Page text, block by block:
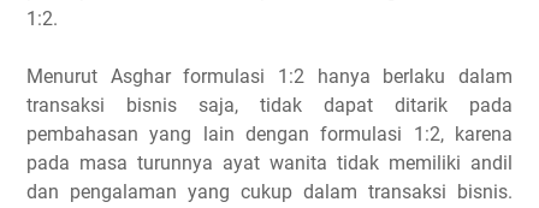
1:2.
Menurut Asghar formulasi 1:2 hanya berlaku dalam
transaksi bisnis saja, tidak dapat ditarik pada
pembahasan yang lain dengan formulasi 1:2, karena
pada masa turunnya ayat wanita tidak memiliki andil
dan pengalaman yang cukup dalam transaksi bisnis.